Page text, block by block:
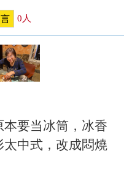
0 人
要当冰筒，冰香
中式，改成悶燒